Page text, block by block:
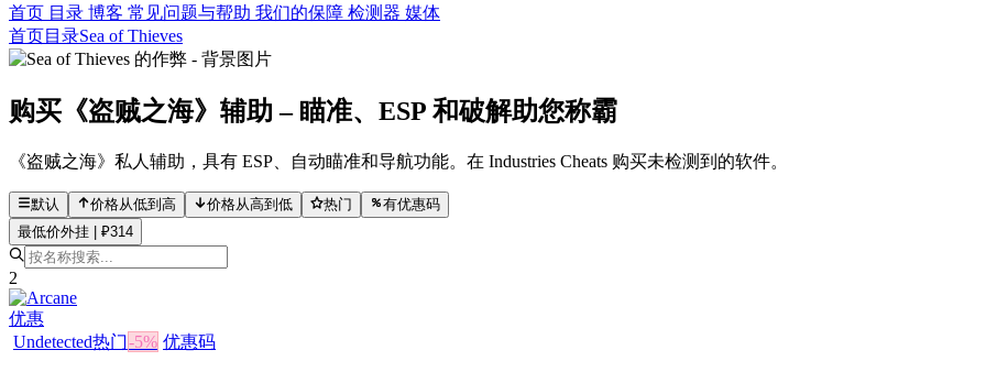
首页 目录 博客 常见问题与帮助 我们的保障 检测器 媒体
首页目录Sea of Thieves
购买《盗贼之海》辅助 – 瞄准、ESP 和破解助您称霸
《盗贼之海》私人辅助，具有 ESP、自动瞄准和导航功能。在 Industries Cheats 购买未检测到的软件。
默认 价格从低到高 价格从高到低 热门
有优惠码
最低价外挂 | ₽314
2
优惠
Undetected热门-5% 优惠码